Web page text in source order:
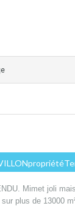
Mimet joli
plus de 13000